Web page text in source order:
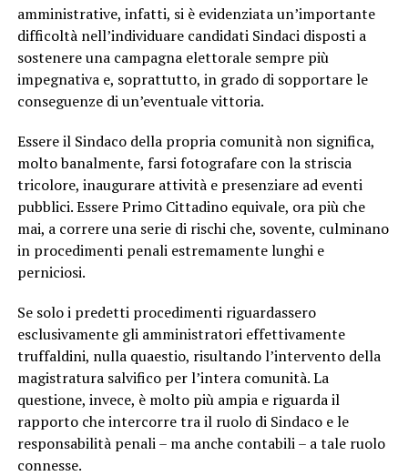
amministrative, infatti, si è evidenziata un’importante
difficoltà nell’individuare candidati Sindaci disposti a
sostenere una campagna elettorale sempre più
impegnativa e, soprattutto, in grado di sopportare le
conseguenze di un’eventuale vittoria.
Essere il Sindaco della propria comunità non significa,
molto banalmente, farsi fotografare con la striscia
tricolore, inaugurare attività e presenziare ad eventi
pubblici. Essere Primo Cittadino equivale, ora più che
mai, a correre una serie di rischi che, sovente, culminano
in procedimenti penali estremamente lunghi e
perniciosi.
Se solo i predetti procedimenti riguardassero
esclusivamente gli amministratori effettivamente
truffaldini, nulla quaestio, risultando l’intervento della
magistratura salvifico per l’intera comunità. La
questione, invece, è molto più ampia e riguarda il
rapporto che intercorre tra il ruolo di Sindaco e le
responsabilità penali – ma anche contabili – a tale ruolo
connesse.